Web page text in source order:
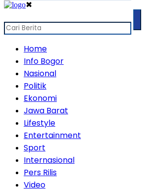
✖
Home
Info Bogor
Nasional
Politik
Ekonomi
Jawa Barat
Lifestyle
Entertainment
Sport
Internasional
Pers Rilis
Video